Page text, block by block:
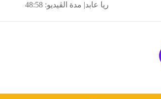
ريا عابد| مدة الڤيديو: 48:58